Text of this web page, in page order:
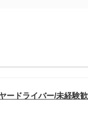
ードライバー/未経験